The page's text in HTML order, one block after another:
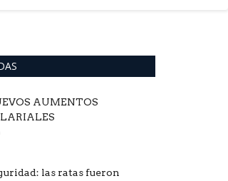
AUMENTOS
las ratas fueron